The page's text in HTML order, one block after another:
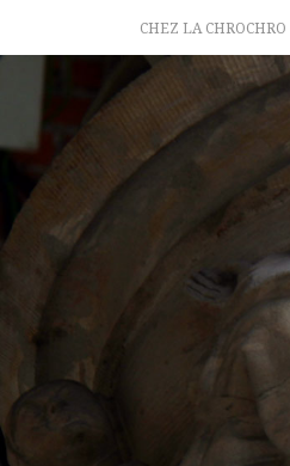
content
CHEZ LA CHROCHRO